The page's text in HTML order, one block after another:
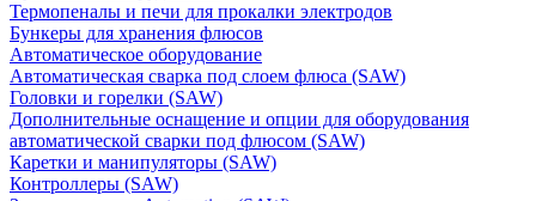
Термопеналы и печи для прокалки электродов
Бункеры для хранения флюсов
Автоматическое оборудование
Автоматическая сварка под слоем флюса (SAW)
Головки и горелки (SAW)
Дополнительные оснащение и опции для оборудования
автоматической сварки под флюсом (SAW)
Каретки и манипуляторы (SAW)
Контроллеры (SAW)